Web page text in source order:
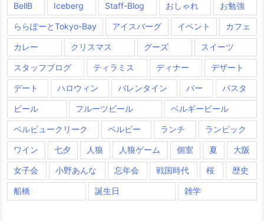
BellB Iceberg Staff-Blog おしゃれ お勉強
ららぽーとTokyo-Bay アイスバーグ イベント カフェ
カレー クリスマス グーズ スイーツ
スタッフブログ ティラミス ディナー デザート
デート ハロウィン バレンタイン バー パスタ
ビール フルーツビール ベルギービール
ベルビュークリーク ベルビー ランチ ランビック
ワイン 七夕 人狼 人狼ゲーム 個室 夏 大阪
女子会 小野あんな 忘年会 戦国時代 桜 歴史
船橋 誕生日 雑学